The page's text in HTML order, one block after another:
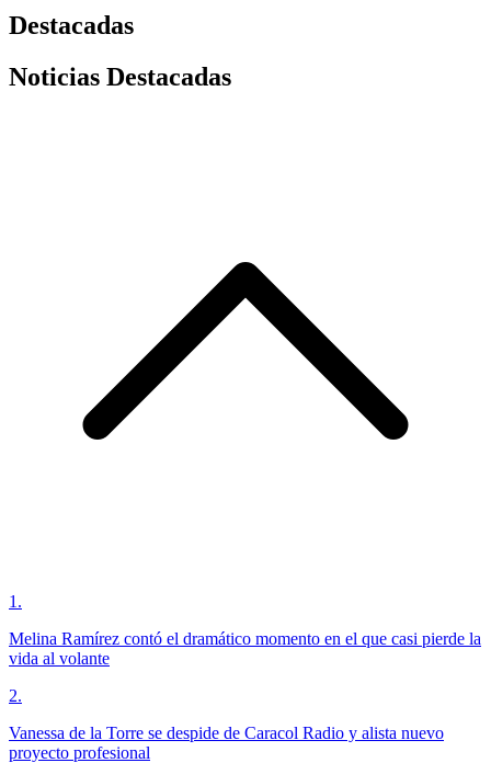
Destacadas
Noticias Destacadas
1 .
Melina Ramírez contó el dramático momento en el que casi pierde la
vida al volante
2.
Vanessa de la Torre se despide de Caracol Radio y alista nuevo
proyecto profesional